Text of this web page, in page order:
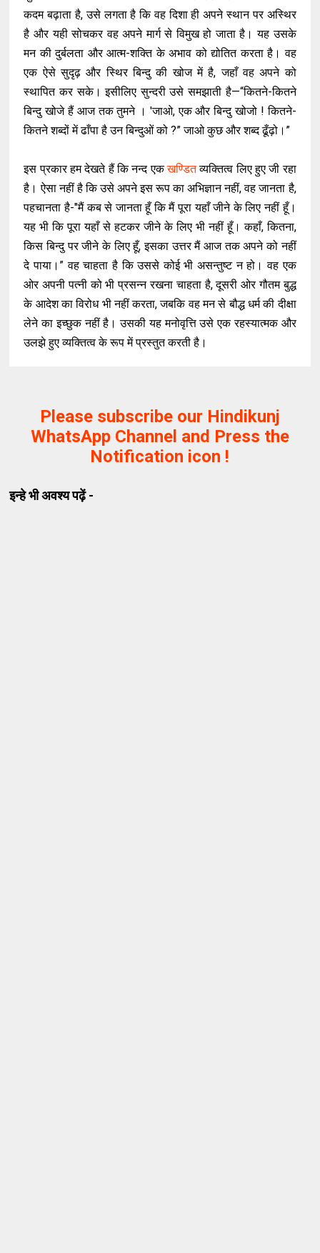
कदम बढ़ाता है, उसे लगता है कि वह दिशा ही अपने स्थान पर अस्थिर
है और यही सोचकर वह अपने मार्ग से विमुख हो जाता है। यह उसके
मन की दुर्बलता और आत्म-शक्ति के अभाव को द्योतित करता है। वह
एक ऐसे सुदृढ़ और स्थिर बिन्दु की खोज में है, जहाँ वह अपने को
स्थापित कर सके। इसीलिए सुन्दरी उसे समझाती है—“कितने-कितने
बिन्दु खोजे हैं आज तक तुमने । 'जाओ, एक और बिन्दु खोजो ! कितने-
कितने शब्दों में ढाँपा है उन बिन्दुओं को ?” जाओ कुछ और शब्द ढूँढ़ो।”
इस प्रकार हम देखते हैं कि नन्द एकखण्डितव्यक्तित्व लिए हुए जी रहा
है। ऐसा नहीं है कि उसे अपने इस रूप का अभिज्ञान नहीं, वह जानता है,
पहचानता है-"मैं कब से जानता हूँ कि मैं पूरा यहाँ जीने के लिए नहीं हूँ।
यह भी कि पूरा यहाँ से हटकर जीने के लिए भी नहीं हूँ। कहाँ, कितना,
किस बिन्दु पर जीने के लिए हूँ, इसका उत्तर मैं आज तक अपने को नहीं
दे पाया।” वह चाहता है कि उससे कोई भी असन्तुष्ट न हो। वह एक
ओर अपनी पत्नी को भी प्रसन्न रखना चाहता है, दूसरी ओर गौतम बुद्ध
के आदेश का विरोध भी नहीं करता, जबकि वह मन से बौद्ध धर्म की दीक्षा
लेने का इच्छुक नहीं है। उसकी यह मनोवृत्ति उसे एक रहस्यात्मक और
उलझे हुए व्यक्तित्व के रूप में प्रस्तुत करती है।
Please subscribe our Hindikunj
WhatsApp Channel and Press the
Notification icon !
इन्हे भी अवश्य पढ़ें -